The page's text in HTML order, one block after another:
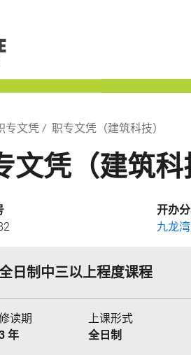
专文凭 职专文凭（建筑科技）
文凭（建筑
开办
九龙湾
日制中三以上程度课程
读期
年
上课形式
全日制